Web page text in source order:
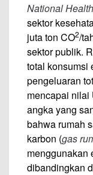
National
sektor
juta ton CO2/
sektor publik.
total konsumsi
pengeluaran
mencapai nilai
angka yang
bahwa rumah
karbon (gas
menggunakan
dibandingkan